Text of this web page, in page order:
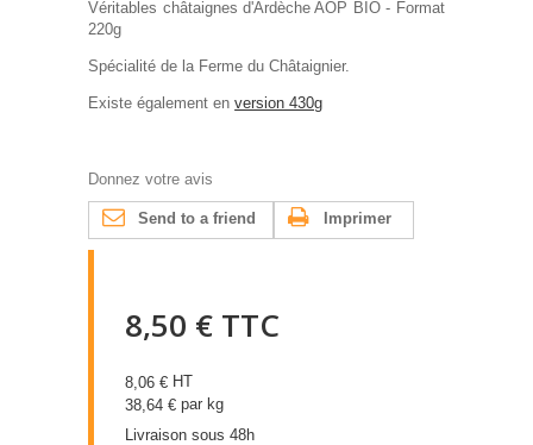
Véritables châtaignes d'Ardèche AOP BIO - Format
220g
Spécialité de la Ferme du Châtaignier.
Existe également enversion 430g
Donnez votre avis
Send to a friend Imprimer
8,50 € TTC
8,06 € HT
38,64 € par kg
Livraison sous 48h